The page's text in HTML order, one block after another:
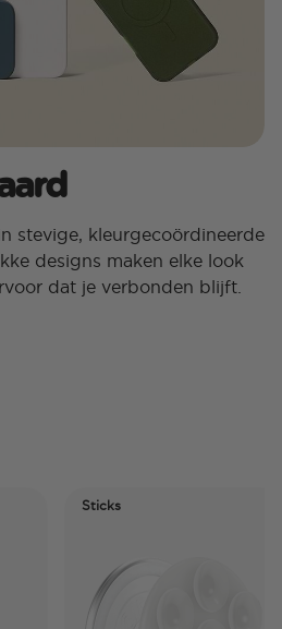
stevige, kleurgecoördineerde
designs maken elke look
dat je verbonden blijft.
Sticks